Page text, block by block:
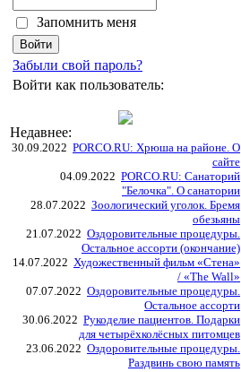
Запомнить меня
Забыли свой пароль?
Войти как пользователь:
Недавнее:
30.09.2022 PORCO.RU: Хрюша на районе. О
сайте
04.09.2022 PORCO.RU: Санаторий
"Белочка". О санатории
28.07.2022 Зоологический уголок. Бремя
обезьяны
21.07.2022 Оздоровительные процедуры.
Остальное ассорти (окончание)
14.07.2022 Художественный фильм «Стена»
/ «The Wall»
07.07.2022 Оздоровительные процедуры.
Остальное ассорти
30.06.2022 Рукоделие пациентов. Подарки
для четырёхколёсных питомцев
23.06.2022 Оздоровительные процедуры.
Раздвинь свою память